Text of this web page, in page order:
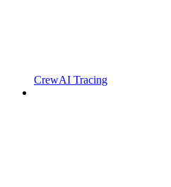
CrewAI Tracing